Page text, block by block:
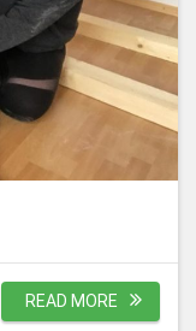
READ MORE